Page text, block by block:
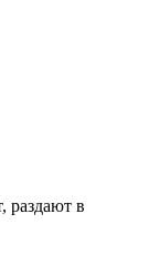
раздают в